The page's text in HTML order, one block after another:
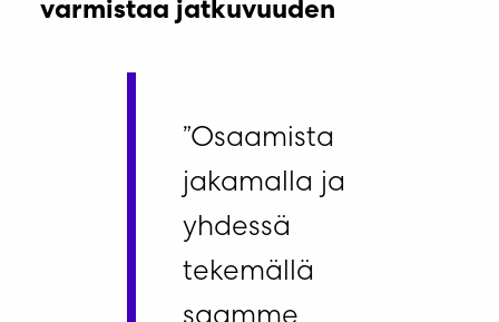
varmistaa jatkuvuuden
”Osaamista
jakamalla ja
yhdessä
tekemällä